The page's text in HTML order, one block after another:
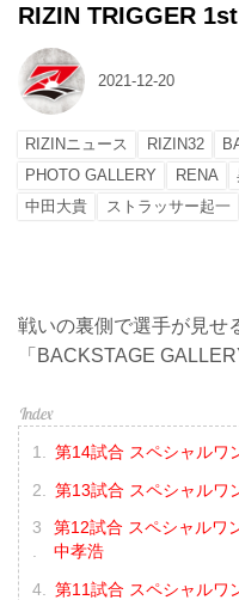
RIZIN TRIGGER
2021-12-20
RIZINニュース RIZIN32
PHOTO GALLERY
RENA
中田大貴
ストラッサー起一
戦いの裏側で選手が見せ
「BACKSTAGE
第14試合 スペシャルワ
第13試合 スペシャルワ
第12試合 スペシャルワ
中孝浩
第11試合 スペシャルワ